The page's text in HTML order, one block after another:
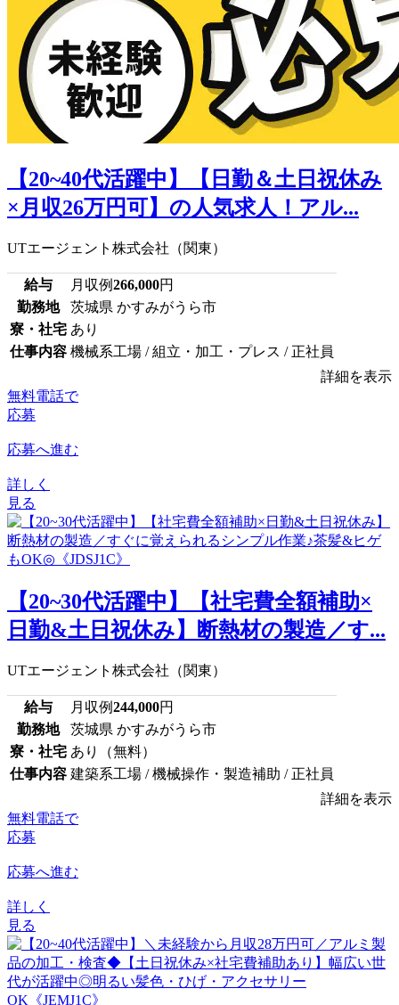
【20~40代活躍中】【日勤＆土日祝休み
×月収26万円可】の人気求人！アル...
UTエージェント株式会社（関東）
給与 月収例266,000円
勤務地
茨城県 かすみがうら市
寮・社宅 あり
仕事内容 機械系工場 / 組立・加工・プレス / 正社員
詳細を表示
無料電話で
応募
応募へ進む
詳しく
見る
【20~30代活躍中】【社宅費全額補助×
日勤&土日祝休み】断熱材の製造／す...
UTエージェント株式会社（関東）
給与 月収例244,000円
勤務地
茨城県 かすみがうら市
寮・社宅 あり（無料）
仕事内容 建築系工場 / 機械操作・製造補助 / 正社員
詳細を表示
無料電話で
応募
応募へ進む
詳しく
見る